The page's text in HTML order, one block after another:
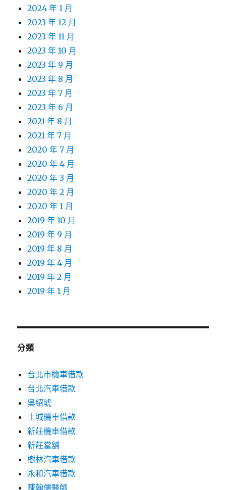
2024 年 1 月
2023 年 12 月
2023 年 11 月
2023 年 10 月
2023 年 9 月
2023 年 8 月
2023 年 7 月
2023 年 6 月
2021 年 8 月
2021 年 7 月
2020 年 7 月
2020 年 4 月
2020 年 3 月
2020 年 2 月
2020 年 1 月
2019 年 10 月
2019 年 9 月
2019 年 8 月
2019 年 4 月
2019 年 2 月
2019 年 1 月
分類
台北市機車借款
台北汽車借款
吳紹琥
土城機車借款
新莊機車借款
新莊當舖
樹林汽車借款
永和汽車借款
陳翰儒醫師